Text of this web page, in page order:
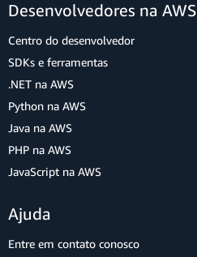
Desenvolvedores na AWS
Centro do desenvolvedor
SDKs e ferramentas
.NET na AWS
Python na AWS
Java na AWS
PHP na AWS
JavaScript na AWS
Ajuda
Entre em contato conosco